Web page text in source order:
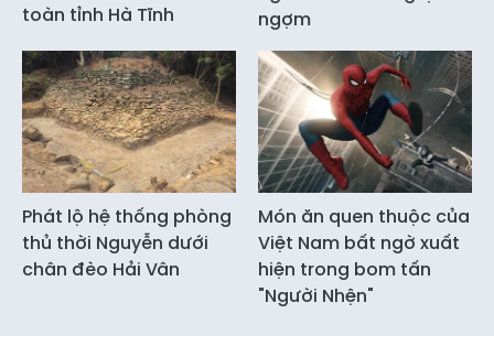
toàn tỉnh Hà Tĩnh
ngợm
Phát lộ hệ thống phòng
thủ thời Nguyễn dưới
chân đèo Hải Vân
Món ăn quen thuộc của
Việt Nam bất ngờ xuất
hiện trong bom tấn
"Người Nhện"